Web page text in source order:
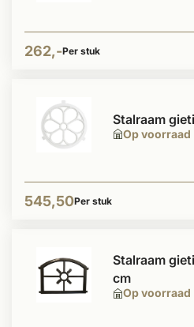
262,-Per stuk
Op voorraad
Stalraam
545,50Per stuk
Op voorraad
Stalraam
cm